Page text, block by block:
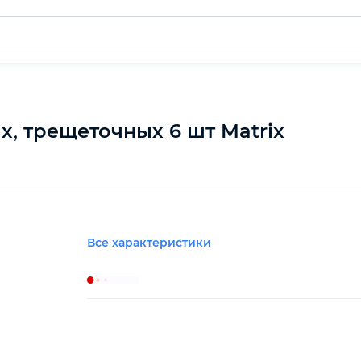
трещеточных 6 шт Matrix
Все характеристики